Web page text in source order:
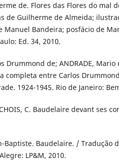
de. Flores das Flores do mal
de Guilherme de Almeida;
Manuel Bandeira; posfácio de
Ed. 34, 2010.
Drummond de; ANDRADE,
completa entre Carlos
1924-1945. Rio de Janeiro:
C. Baudelaire devant ses
Baptiste. Baudelaire. / Tradução
LP&M, 2010.